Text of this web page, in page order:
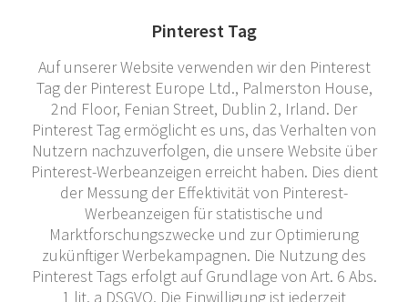
Pinterest Tag
Auf unserer Website verwenden wir den Pinterest
Tag der Pinterest Europe Ltd., Palmerston House,
2nd Floor, Fenian Street, Dublin 2, Irland. Der
Pinterest Tag ermöglicht es uns, das Verhalten von
Nutzern nachzuverfolgen, die unsere Website über
Pinterest-Werbeanzeigen erreicht haben. Dies dient
der Messung der Effektivität von Pinterest-
Werbeanzeigen für statistische und
Marktforschungszwecke und zur Optimierung
zukünftiger Werbekampagnen. Die Nutzung des
Pinterest Tags erfolgt auf Grundlage von Art. 6 Abs.
1 lit. a DSGVO. Die Einwilligung ist jederzeit